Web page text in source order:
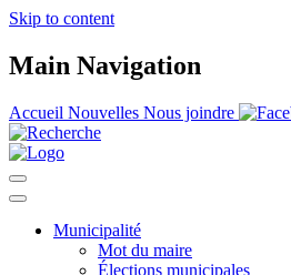
Skip to content
Main Navigation
Accueil Nouvelles Nous joindre
Municipalité
Mot du maire
Élections municipales